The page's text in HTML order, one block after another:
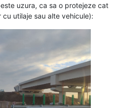
uzura, ca sa o protejeze cat
utilaje sau alte vehicule):